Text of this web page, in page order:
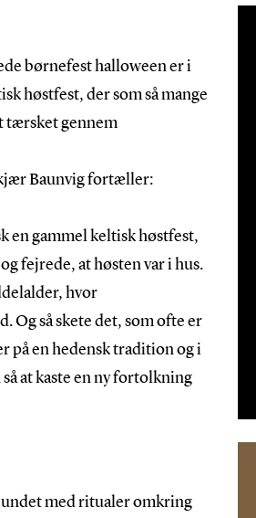
børnefest halloween er i
høstfest, der som så mange
tærsket gennem
Baunvig fortæller:
en gammel keltisk høstfest,
fejrede, at høsten var i hus.
hvor
Og så skete det, som ofte er
på en hedensk tradition og i
at kaste en ny fortolkning
med ritualer omkring